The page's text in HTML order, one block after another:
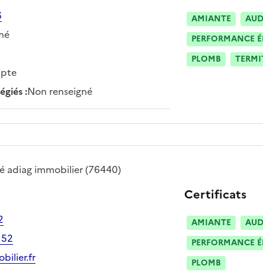
:Non renseigné
AMIANTE
PERFORMANCE
PLOMB
adiag immobilier(76440)
Certificats
AMIANTE
PERFORMANCE
PLOMB